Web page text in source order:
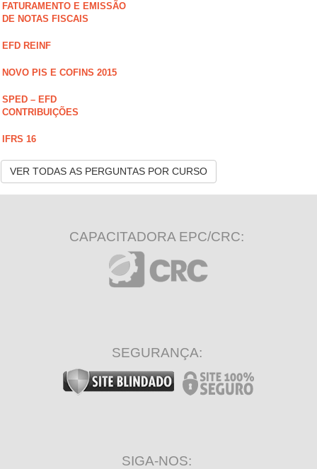
FATURAMENTO E EMISSÃO
DE NOTAS FISCAIS
EFD REINF
NOVO PIS E COFINS 2015
SPED – EFD
CONTRIBUIÇÕES
IFRS 16
VER TODAS AS PERGUNTAS POR CURSO
CAPACITADORA EPC/CRC:
SEGURANÇA:
SIGA-NOS: